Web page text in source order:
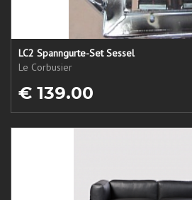
LC2 Spanngurte-Set Sessel
Le Corbusier
€ 139.00